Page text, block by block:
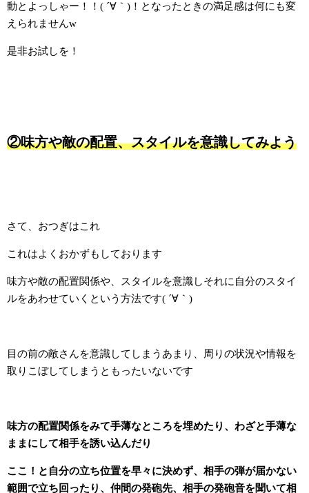
動とよっしゃー！！( ´∀｀)！となったときの満足感は何にも変
えられませんw
是非お試しを！
②味方や敵の配置、スタイルを意識してみよう
さて、おつぎはこれ
これはよくおかずもしております
味方や敵の配置関係や、スタイルを意識しそれに自分のスタイ
ルをあわせていくという方法です( ´∀｀)
目の前の敵さんを意識してしまうあまり、周りの状況や情報を
取りこぼしてしまうともったいないです
味方の配置関係をみて手薄なところを埋めたり、わざと手薄な
ままにして相手を誘い込んだり
ここ！と自分の立ち位置を早々に決めず、相手の弾が届かない
範囲で立ち回ったり、仲間の発砲先、相手の発砲音を聞いて相